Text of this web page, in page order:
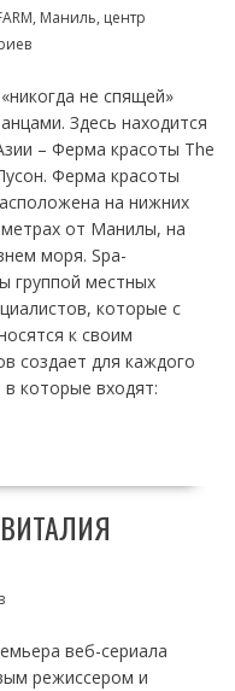
Маниль, центр
не спящей»
Здесь находится
– Ферма красоты The
Ферма красоты
на нижних
от Манилы, на
моря. Spa-
группой местных
которые с
к своим
создает для каждого
которые входят:
веб-сериала
режиссером и